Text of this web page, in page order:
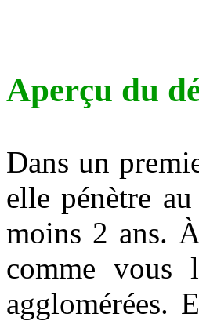
Aperçu du
Dans un
elle pénètre
moins 2 ans.
comme vous
agglomérées.